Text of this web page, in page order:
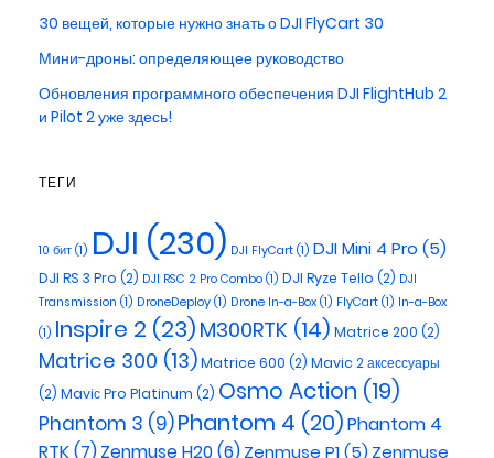
30 вещей, которые нужно знать о DJI FlyCart 30
Мини-дроны: определяющее руководство
Обновления программного обеспечения DJI FlightHub 2
и Pilot 2 уже здесь!
ТЕГИ
10 бит (1) DJI (230) DJI FlyCart (1) DJI Mini 4 Pro (5)
DJI RS 3 Pro (2) DJI RSC 2 Pro Combo (1) DJI Ryze Tello (2) DJI
Transmission (1) DroneDeploy (1) Drone In-a-Box (1) FlyCart (1) In-a-Box
(1) Inspire 2 (23)M300RTK (14) Matrice 200 (2)
Matrice 300 (13)Matrice 600 (2) Mavic 2 аксессуары
(2) Maviс Pro Platinum (2) Osmo Action (19)
Phantom 3 (9)Phantom 4 (20)Phantom 4
RTK(7)Zenmuse H20(6)Zenmuse P1(5) Zenmuse